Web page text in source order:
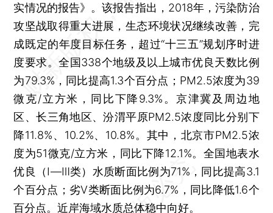
实情况的报告》。该报告指出，2018年，污染防治
攻坚战取得重大进展，生态环境状况继续改善，完
成既定的年度目标任务，超过“十三五”规划序时进
度要求。全国338个地级及以上城市优良天数比例
为79.3%，同比提高1.3个百分点；PM2.5浓度为39
微克/立方米，同比下降9.3%。京津冀及周边地
区、长三角地区、汾渭平原PM2.5浓度同比分别下
降11.8%、10.2%、10.8%。其中，北京市PM2.5浓
度为51微克/立方米，同比下降12.1%。全国地表水
优良（Ⅰ—Ⅲ类）水质断面比例为71%，同比提高3.1
个百分点；劣Ⅴ类断面比例为6.7%，同比降低1.6个
百分点。近岸海域水质总体稳中向好。